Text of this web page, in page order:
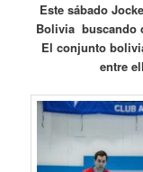
Este sábado
Bolivia buscando
El conjunto
entre